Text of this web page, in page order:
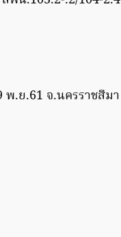
พ.ย.61 จ.นครราชสีมา